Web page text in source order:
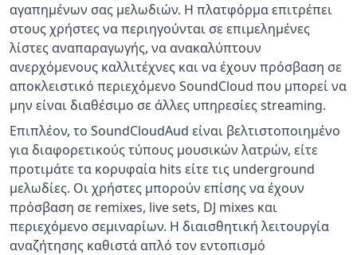
αγαπημένων σας μελωδιών. Η πλατφόρμα επιτρέπει
στους χρήστες να περιηγούνται σε επιμελημένες
λίστες αναπαραγωγής, να ανακαλύπτουν
ανερχόμενους καλλιτέχνες και να έχουν πρόσβαση σε
αποκλειστικό περιεχόμενο SoundCloud που μπορεί να
μην είναι διαθέσιμο σε άλλες υπηρεσίες streaming.
Επιπλέον, το SoundCloudAud είναι βελτιστοποιημένο
για διαφορετικούς τύπους μουσικών λατρών, είτε
προτιμάτε τα κορυφαία hits είτε τις underground
μελωδίες. Οι χρήστες μπορούν επίσης να έχουν
πρόσβαση σε remixes, live sets, DJ mixes και
περιεχόμενο σεμιναρίων. Η διαισθητική λειτουργία
αναζήτησης καθιστά απλό τον εντοπισμό